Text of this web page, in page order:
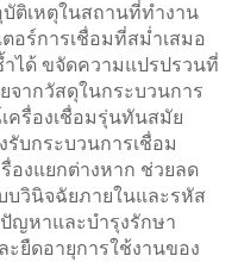
ติเหตุในสถานที่ทำงาน
อร์การเชื่อมที่สม่ำเสมอ
ได้ ขจัดความแปรปรวนที่
จากวัสดุในกระบวนการ
ครื่องเชื่อมรุ่นทันสมัย
รับกระบวนการเชื่อม
องแยกต่างหาก ช่วยลด
บวินิจฉัยภายในและรหัส
ญหาและบำรุงรักษา
ะยืดอายุการใช้งานของ